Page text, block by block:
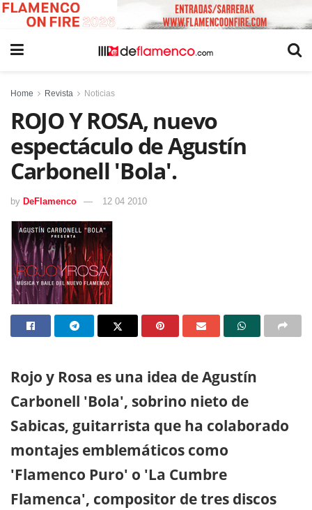
Home Revista Noticias
ROJO Y ROSA, nuevo
espectáculo de Agustín
Carbonell 'Bola'.
by DeFlamenco 12 04 2010
Rojo y Rosa es una idea de Agustín
Carbonell 'Bola', sobrino nieto de
Sabicas, guitarrista que ha colaborado
montajes emblemáticos como
'Flamenco Puro' o 'La Cumbre
Flamenca', compositor de tres discos